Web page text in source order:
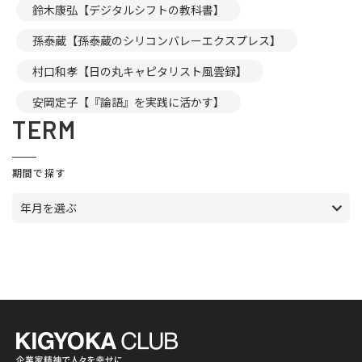
鈴木康弘【デジタルシフトの教科書】
孫泰蔵【孫泰蔵のシリコンバレーエクスプレス】
村口和孝【日の丸キャピタリスト風雲録】
安岡定子【『論語』を実践に活かす】
TERM
期間で探す
年月を選ぶ